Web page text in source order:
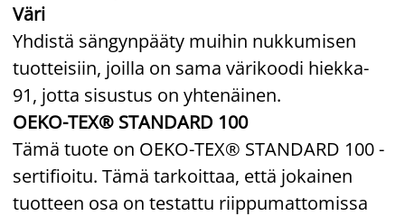
Väri
Yhdistä sängynpääty muihin nukkumisen
tuotteisiin, joilla on sama värikoodi hiekka-
91, jotta sisustus on yhtenäinen.
OEKO-TEX® STANDARD 100
Tämä tuote on OEKO-TEX® STANDARD 100 -
sertifioitu. Tämä tarkoittaa, että jokainen
tuotteen osa on testattu riippumattomissa